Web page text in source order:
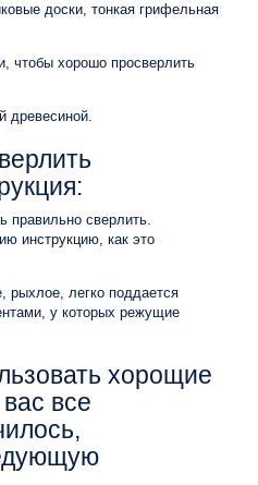
доски, тонкая грифельная
чтобы хорошо просверлить
древесиной.
правильно сверлить.
инструкцию, как это
рыхлое, легко поддается
у которых режущие
хорощие
все